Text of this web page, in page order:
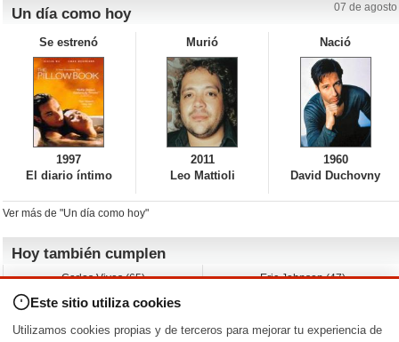
Un día como hoy 07 de agosto
Se estrenó
1997
El diario íntimo
Murió
2011
Leo Mattioli
Nació
1960
David Duchovny
Ver más de "Un día como hoy"
Hoy también cumplen
Carlos Vives (65)
Nicholas Ray (-)
Charlize Theron (51)
Eric Johnson (47)
Wayne Knight (71)
Este sitio utiliza cookies
Utilizamos cookies propias y de terceros para mejorar tu experiencia de